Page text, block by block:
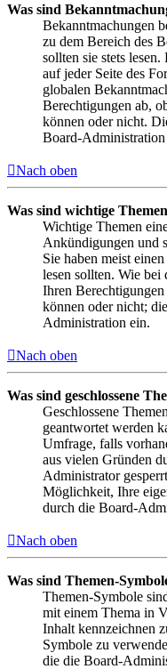
Was sind
Bekanntmachungen
zu dem Bereich des
sollten sie stets
auf jeder Seite des
globalen
Berechtigungen ab,
können oder nicht.
Board-Administration
Nach oben
Was sind wichtige
Wichtige Themen
Ankündigungen und
Sie haben meist
lesen sollten. Wie bei
Ihren
können oder nicht;
Administration ein.
Nach oben
Was sind geschlossene
Geschlossene
geantwortet werden
Umfrage, falls
aus vielen Gründen
Administrator
Möglichkeit, Ihre
durch die Board-
Nach oben
Was sind Themen-
Themen-Symbole
mit einem Thema in
Inhalt kennzeichnen
Symbole zu
die die Board-